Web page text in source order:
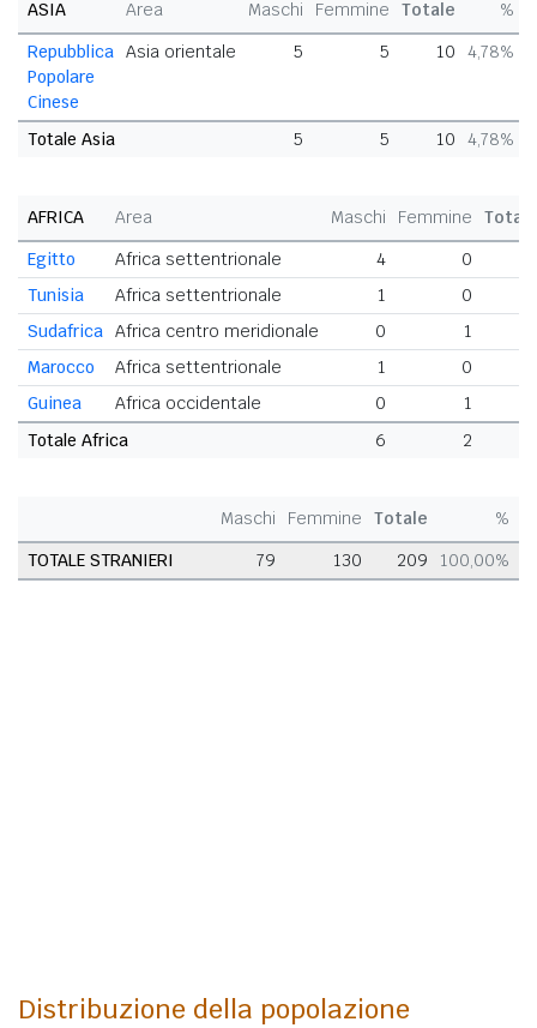
ASIA Area Maschi Femmine Totale
%
Repubblica
Popolare
Cinese
Asia orientale 5 5 10 4,78%
Totale Asia 5 5 10 4,78%
AFRICA Area Maschi Femmine
Egitto
Africa settentrionale 4 0
Tunisia
Africa settentrionale 1 0
Sudafrica Africa centro meridionale 0 1
Marocco
Africa settentrionale 1 0
Guinea
Africa occidentale 0 1
Totale Africa
6 2
Maschi Femmine Totale
%
TOTALE STRANIERI
79 130 209 100,00%
Distribuzione della popolazione